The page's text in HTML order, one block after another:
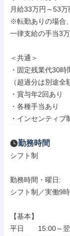
月給33万円～53万
※転勤ありの場合、
一律支給の手当3
＜共通＞
・固定残業代30時
（超過分は別途全
・賞与年2回あり
・各種手当あり
・インセンティブ
勤務時間
シフト制
勤務時間・曜日:
シフト制／実働9
【基本】
平日　　15:00～